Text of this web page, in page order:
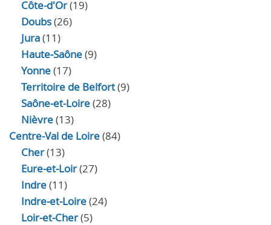
Côte-d'Or(19)
Doubs(26)
Jura(11)
Haute‑Saône(9)
Yonne(17)
Territoire de Belfort(9)
Saône-et-Loire(28)
Nièvre(13)
Centre-Val de Loire(84)
Cher(13)
Eure‑et‑Loir(27)
Indre(11)
Indre‑et‑Loire(24)
Loir‑et‑Cher(5)